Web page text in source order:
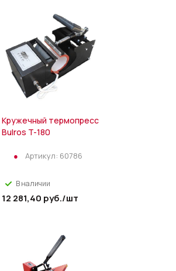
Кружечный термопресс
Bulros T-180
Артикул: 60786
В наличии
12 281,40 руб./шт